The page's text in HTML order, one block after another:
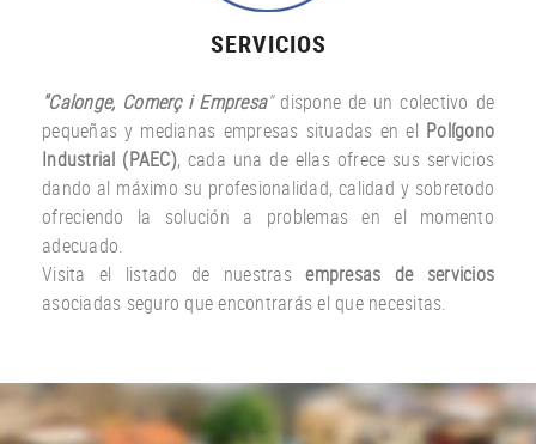
SERVICIOS
"Calonge, Comerç i Empresa"dispone de un colectivo de
pequeñas y medianas empresas situadas en el Polígono
Industrial (PAEC), cada una de ellas ofrece sus servicios
dando al máximo su profesionalidad, calidad y sobretodo
ofreciendo la solución a problemas en el momento
adecuado.
Visita el listado de nuestrasempresas de servicios
asociadas seguro que encontrarás el que necesitas.